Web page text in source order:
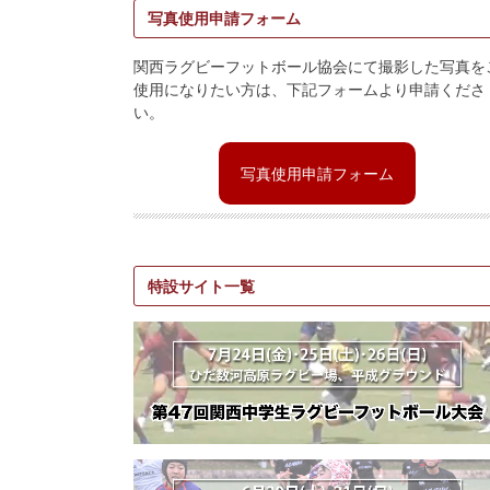
写真使用申請フォーム
関西ラグビーフットボール協会にて撮影した写真を
使用になりたい方は、下記フォームより申請くださ
い。
写真使用申請フォーム
特設サイト一覧